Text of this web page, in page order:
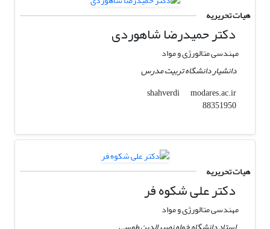
هیات تحریریه
دکتر حمیدرضا شاهوردی
مهندسی متالورژی و مواد
دانشیار دانشگاه تربیت مدرس
shahverdi
modares.ac.ir
88351950
هیات تحریریه
دکتر علی شکوه فر
مهندسی متالورژی و مواد